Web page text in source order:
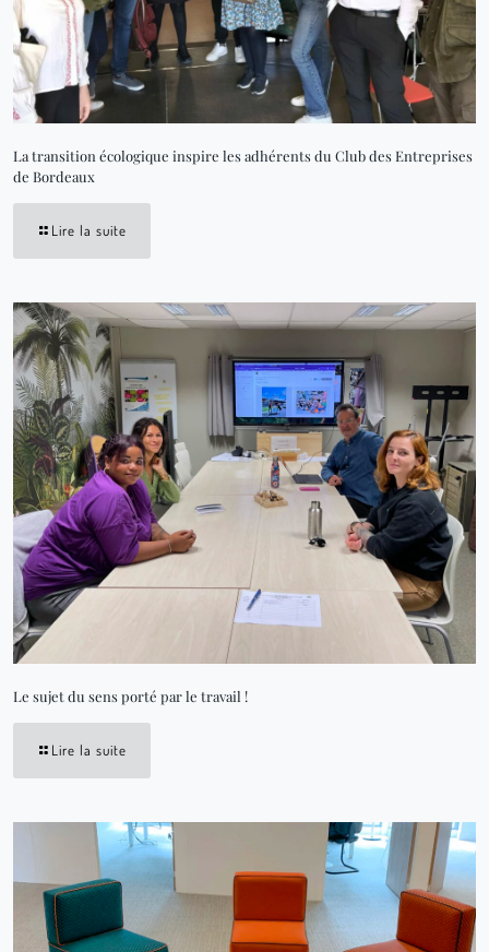
La transition écologique inspire les adhérents du Club des Entreprises
de Bordeaux
Lire la suite
Le sujet du sens porté par le travail !
Lire la suite